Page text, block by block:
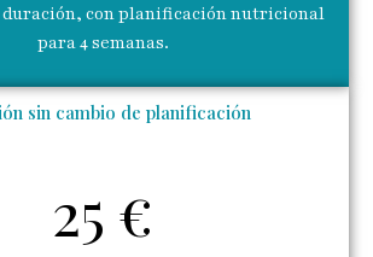
duración, con planificación nutricional
para 4 semanas.
sin cambio de planificación
25 €